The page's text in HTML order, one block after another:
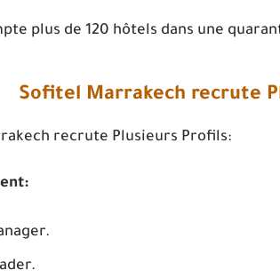
plus de 120 hôtels dans une
Sofitel Marrakech recrute
recrute Plusieurs Profils: